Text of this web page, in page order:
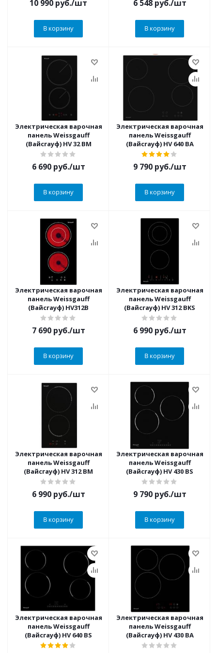
10 990 руб./шт
В корзину
6 548руб./шт
В корзину
Электрическая варочная
панель Weissgauff
(Вайсгауф) HV 32 BM
6 690руб./шт
В корзину
Электрическая варочная
панель Weissgauff
(Вайсгауф) HV 640 BA
9 790руб./шт
В корзину
Электрическая варочная
панель Weissgauff
(Вайсгауф) HV312B
7 690руб./шт
В корзину
Электрическая варочная
панель Weissgauff
(Вайсгауф) HV 312 BKS
6 990руб./шт
В корзину
Электрическая варочная
панель Weissgauff
(Вайсгауф) HV 312 BM
6 990руб./шт
В корзину
Электрическая варочная
панель Weissgauff
(Вайсгауф) HV 430 BS
9 790руб./шт
В корзину
Электрическая варочная
панель Weissgauff
(Вайсгауф) HV 640 BS
Электрическая варочная
панель Weissgauff
(Вайсгауф) HV 430 BA